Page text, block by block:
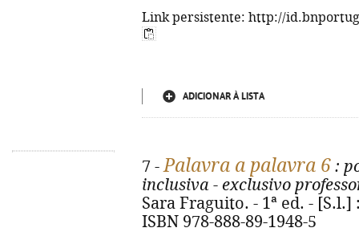
Link persistente: http://
ADICIONAR À LISTA
7 -Palavra a palavra 6 :
inclusiva - exclusivo
Sara Fraguito. - 1ª ed. - [S.l.]
ISBN 978-888-89-1948-5